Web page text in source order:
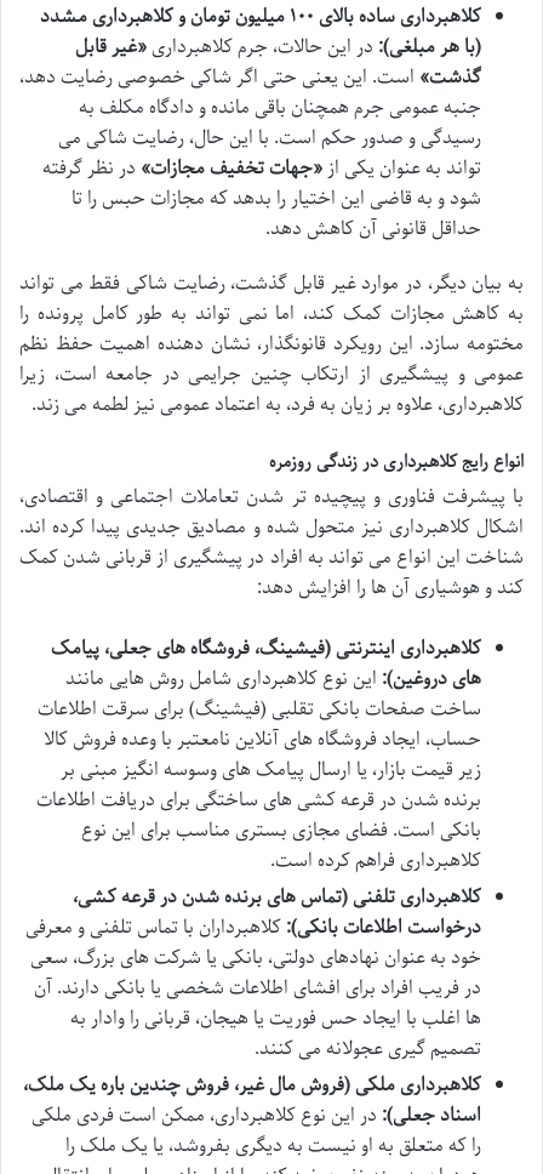
کلاهبرداری ساده بالای ۱۰۰ میلیون تومان و کلاهبرداری مشدد
(با هر مبلغی): در این حالات، جرم کلاهبرداری«غیر قابل
گذشت» است. این یعنی حتی اگر شاکی خصوصی رضایت دهد،
جنبه عمومی جرم همچنان باقی مانده و دادگاه مکلف به
رسیدگی و صدور حکم است. با این حال، رضایت شاکی می
تواند به عنوان یکی از«جهات تخفیف مجازات» در نظر گرفته
شود و به قاضی این اختیار را بدهد که مجازات حبس را تا
حداقل قانونی آن کاهش دهد.
به بیان دیگر، در موارد غیر قابل گذشت، رضایت شاکی فقط می تواند
به کاهش مجازات کمک کند، اما نمی تواند به طور کامل پرونده را
مختومه سازد. این رویکرد قانونگذار، نشان دهنده اهمیت حفظ نظم
عمومی و پیشگیری از ارتکاب چنین جرایمی در جامعه است، زیرا
کلاهبرداری، علاوه بر زیان به فرد، به اعتماد عمومی نیز لطمه می زند.
انواع رایج کلاهبرداری در زندگی روزمره
با پیشرفت فناوری و پیچیده تر شدن تعاملات اجتماعی و اقتصادی،
اشکال کلاهبرداری نیز متحول شده و مصادیق جدیدی پیدا کرده اند.
شناخت این انواع می تواند به افراد در پیشگیری از قربانی شدن کمک
کند و هوشیاری آن ها را افزایش دهد:
کلاهبرداری اینترنتی (فیشینگ، فروشگاه های جعلی، پیامک
های دروغین): این نوع کلاهبرداری شامل روش هایی مانند
ساخت صفحات بانکی تقلبی (فیشینگ) برای سرقت اطلاعات
حساب، ایجاد فروشگاه های آنلاین نامعتبر با وعده فروش کالا
زیر قیمت بازار، یا ارسال پیامک های وسوسه انگیز مبنی بر
برنده شدن در قرعه کشی های ساختگی برای دریافت اطلاعات
بانکی است. فضای مجازی بستری مناسب برای این نوع
کلاهبرداری فراهم کرده است.
کلاهبرداری تلفنی (تماس های برنده شدن در قرعه کشی،
درخواست اطلاعات بانکی):کلاهبرداران با تماس تلفنی و معرفی
خود به عنوان نهادهای دولتی، بانکی یا شرکت های بزرگ، سعی
در فریب افراد برای افشای اطلاعات شخصی یا بانکی دارند. آن
ها اغلب با ایجاد حس فوریت یا هیجان، قربانی را وادار به
تصمیم گیری عجولانه می کنند.
کلاهبرداری ملکی (فروش مال غیر، فروش چندین باره یک ملک،
اسناد جعلی): در این نوع کلاهبرداری، ممکن است فردی ملکی
را که متعلق به او نیست به دیگری بفروشد، یا یک ملک را